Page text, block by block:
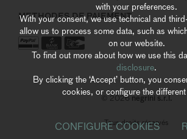
METHODES DE PAIEMENT
© 2026 negrini s.r.l.
Tous droits réservés
with your preferences.
With your consent, we use technical and
allow us to process some data, such as
on our website.
To find out more about how we use this
disclosure.
By clicking the ‘Accept’ button, you
cookies, or configure the
CONFIGURE COOKIES